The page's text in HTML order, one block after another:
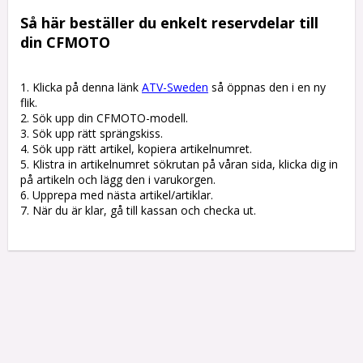
Så här beställer du enkelt reservdelar till
din CFMOTO
1. Klicka på denna länk ATV-Sweden så öppnas den i en ny
flik.
2. Sök upp din CFMOTO-modell.
3. Sök upp rätt sprängskiss.
4. Sök upp rätt artikel, kopiera artikelnumret.
5. Klistra in artikelnumret sökrutan på våran sida, klicka dig in
på artikeln och lägg den i varukorgen.
6. Upprepa med nästa artikel/artiklar.
7. När du är klar, gå till kassan och checka ut.